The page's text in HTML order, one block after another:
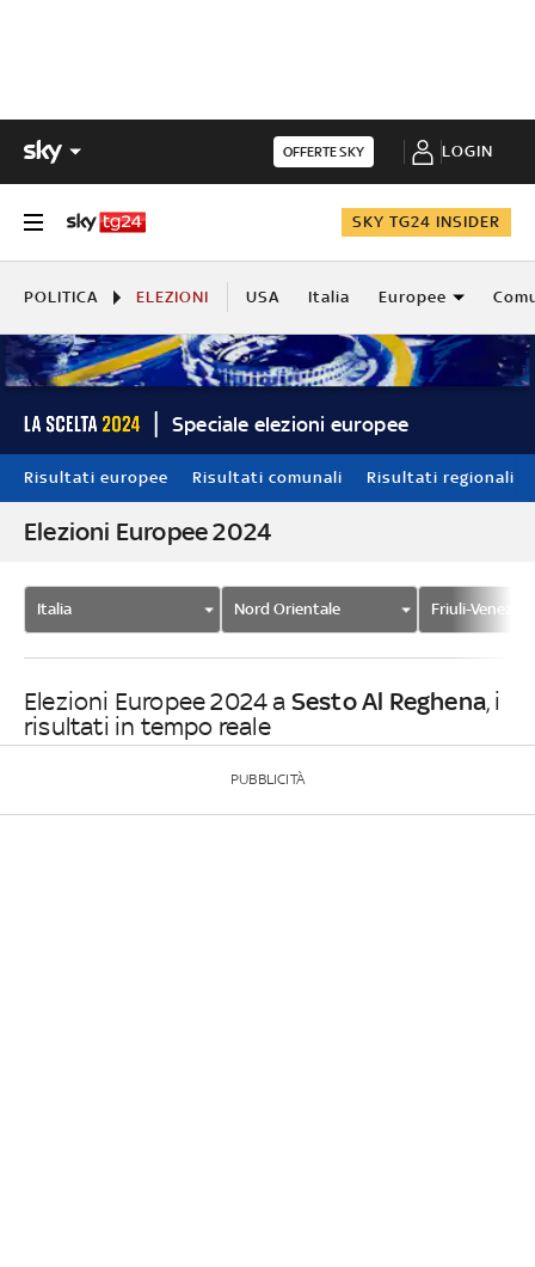
OFFERTE SKY LOGIN
SKY TG24 INSIDER
POLITICA ELEZIONI USA Italia Europee
Speciale elezioni europee
Risultati europee Risultati comunali Risultati regionali
Elezioni Europee 2024
Italia Nord Orientale Friuli-Venezia
Elezioni Europee 2024 a Sesto Al Reghena, i
risultati in tempo reale
PUBBLICITÀ